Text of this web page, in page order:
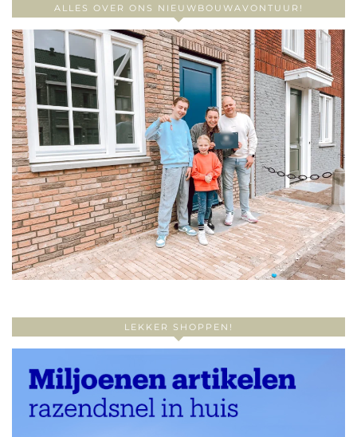
ALLES OVER ONS NIEUWBOUWAVONTUUR!
LEKKER SHOPPEN!